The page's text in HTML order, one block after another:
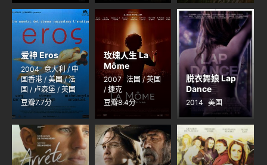
爱神 Eros
2004 意大利 / 中
国香港 / 美国 / 法
国 / 卢森堡 / 英国
豆瓣7.7分
玫瑰人生 La
Môme
2007 法国 / 英国
/ 捷克
豆瓣8.4分
脱衣舞娘 Lap
Dance
2014 美国